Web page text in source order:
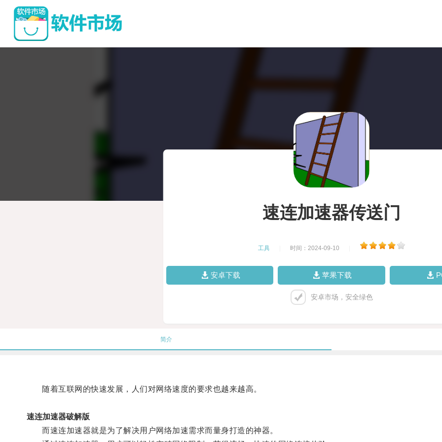
速连加速器传送门
工具 时间：2024-09-10
安卓下载 苹果下载
安卓市场，安全绿色
简介
随着互联网的快速发展，人们对网络速度的要求也越来越高。
速连加速器破解版
而速连加速器就是为了解决用户网络加速需求而量身打造的神器。